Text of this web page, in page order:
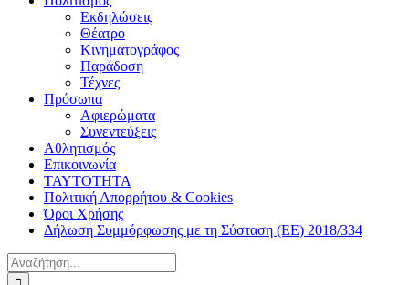
Εκδηλώσεις
Θέατρο
Κινηματογράφος
Παράδοση
Τέχνες
Πρόσωπα
Αφιερώματα
Συνεντεύξεις
Αθλητισμός
Επικοινωνία
ΤΑΥΤΟΤΗΤΑ
Πολιτική Απορρήτου & Cookies
Όροι Χρήσης
Δήλωση Συμμόρφωσης με τη Σύσταση (ΕΕ) 2018/334
Αναζήτηση
για: